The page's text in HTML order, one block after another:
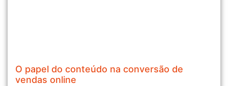
O papel do conteúdo na conversão de
vendas online